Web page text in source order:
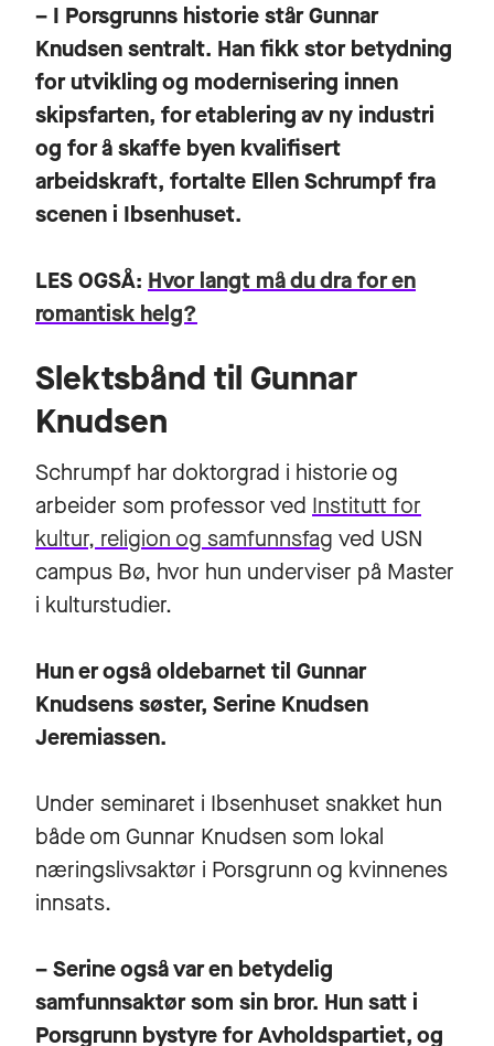
– I Porsgrunns historie står Gunnar
Knudsen sentralt. Han fikk stor betydning
for utvikling og modernisering innen
skipsfarten, for etablering av ny industri
og for å skaffe byen kvalifisert
arbeidskraft, fortalte Ellen Schrumpf fra
scenen i Ibsenhuset.
LES OGSÅ: Hvor langt må du dra for en
romantisk helg?
Slektsbånd til Gunnar
Knudsen
Schrumpf har doktorgrad i historie og
arbeider som professor ved Institutt for
kultur, religion og samfunnsfag ved USN
campus Bø, hvor hun underviser på Master
i kulturstudier.
Hun er også oldebarnet til Gunnar
Knudsens søster, Serine Knudsen
Jeremiassen.
Under seminaret i Ibsenhuset snakket hun
både om Gunnar Knudsen som lokal
næringslivsaktør i Porsgrunn og kvinnenes
innsats.
– Serine også var en betydelig
samfunnsaktør som sin bror. Hun satt i
Porsgrunn bystyre for Avholdspartiet, og